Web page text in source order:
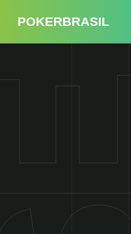
POKERBRASIL